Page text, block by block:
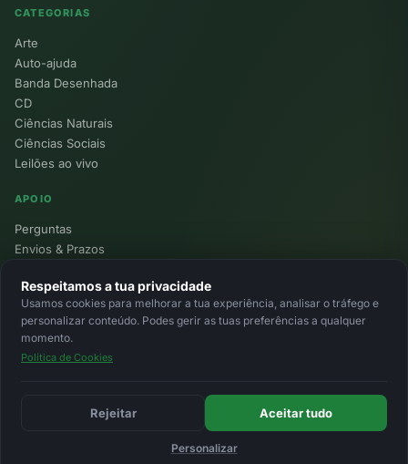
CATEGORIAS
Arte
Auto-ajuda
Banda Desenhada
CD
Ciências Naturais
Ciências Sociais
Leilões ao vivo
APOIO
Perguntas
Envios & Prazos
Devoluções
Minha Conta
© 2026 Ecolivros. Todos os direitos reservados.
Respeitamos a tua privacidade
Usamos cookies para melhorar a tua experiência, analisar o tráfego e
personalizar conteúdo. Podes gerir as tuas preferências a qualquer
momento.
Política de Cookies
Personalizar
Rejeitar Aceitar tudo